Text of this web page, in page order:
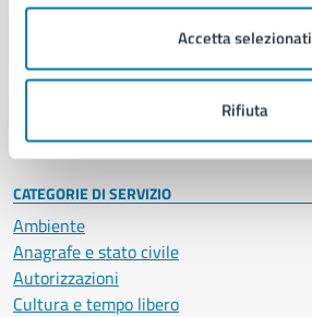
Accetta selezionati
Rifiuta
Enti e fondazioni
Personale amministrativo
Intranet, posta aziendale e protocollo
CATEGORIE DI SERVIZIO
Ambiente
Anagrafe e stato civile
Autorizzazioni
Cultura e tempo libero